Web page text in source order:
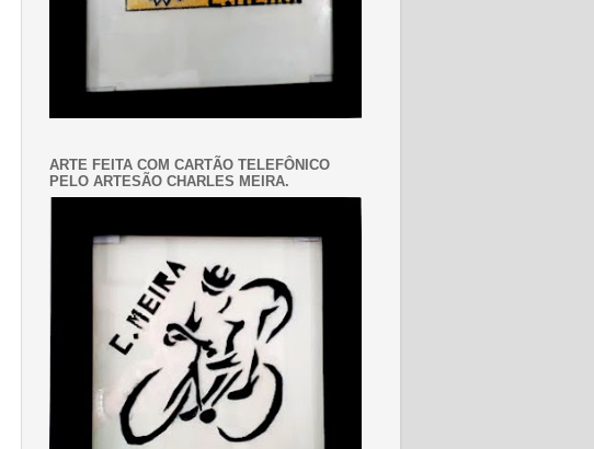
ARTE FEITA COM CARTÃO TELEFÔNICO
PELO ARTESÃO CHARLES MEIRA.